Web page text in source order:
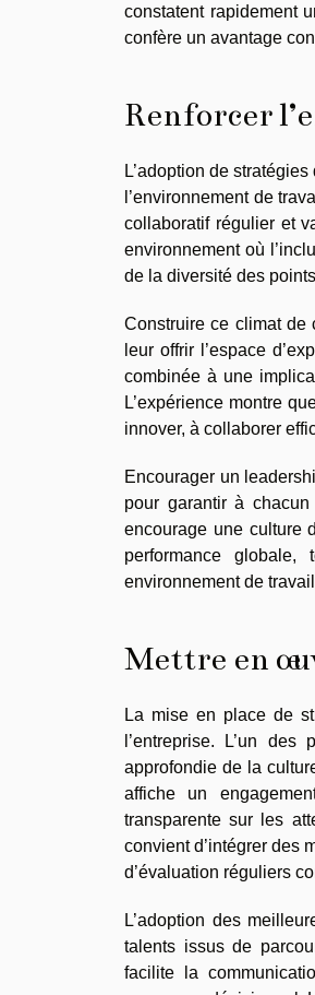
constatent rapidement
confère un avantage
Renforcer
L’adoption de
l’environnement de
collaboratif régulier et
environnement où
de la diversité des
Construire ce climat de
leur offrir l’espace
combinée à une
L’expérience montre
innover, à collaborer
Encourager un
pour garantir à
encourage une culture
performance
environnement de
Mettre en
La mise en place de
l’entreprise. L’un
approfondie de la
affiche un
transparente sur les
convient d’intégrer des
d’évaluation réguliers
L’adoption des
talents issus de
facilite la